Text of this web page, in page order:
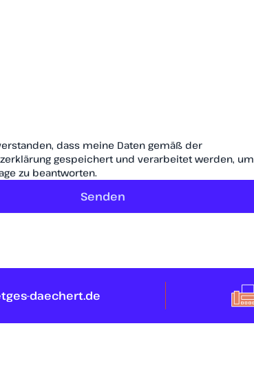
dass meine Daten gemäß der
gespeichert und verarbeitet werden, um
zu beantworten.
Senden
daechert.de